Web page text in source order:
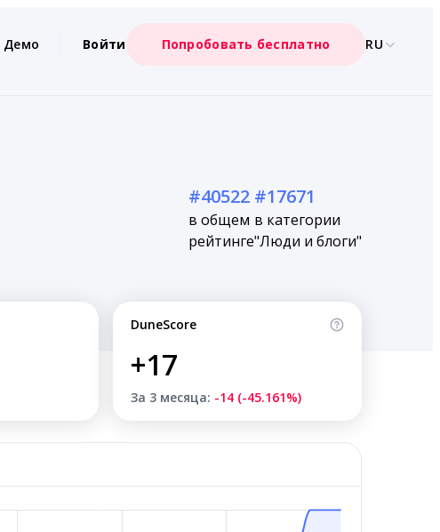
Демо Войти Попробовать бесплатно RU
#40522
в общем
рейтинге
#17671
в категории
"Люди и блоги"
DuneScore
+17
За 3 месяца: -14 (-45.161%)